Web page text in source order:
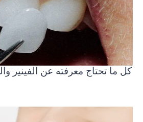
كل ما تحتاج معرفته عن الفينير